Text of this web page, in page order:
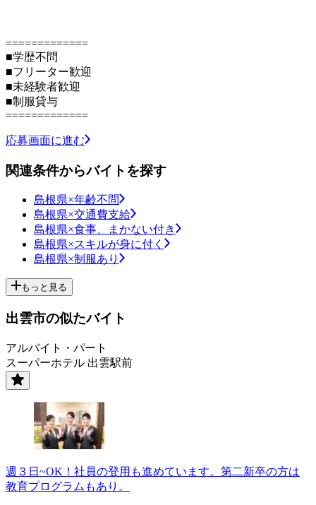
=============
■学歴不問
■フリーター歓迎
■未経験者歓迎
■制服貸与
=============
応募画面に進む
関連条件からバイトを探す
島根県×年齢不問
島根県×交通費支給
島根県×食事、まかない付き
島根県×スキルが身に付く
島根県×制服あり
もっと見る
出雲市の似たバイト
アルバイト・パート
スーパーホテル 出雲駅前
週３日~OK！社員の登用も進めています。第二新卒の方は
教育プログラムもあり。